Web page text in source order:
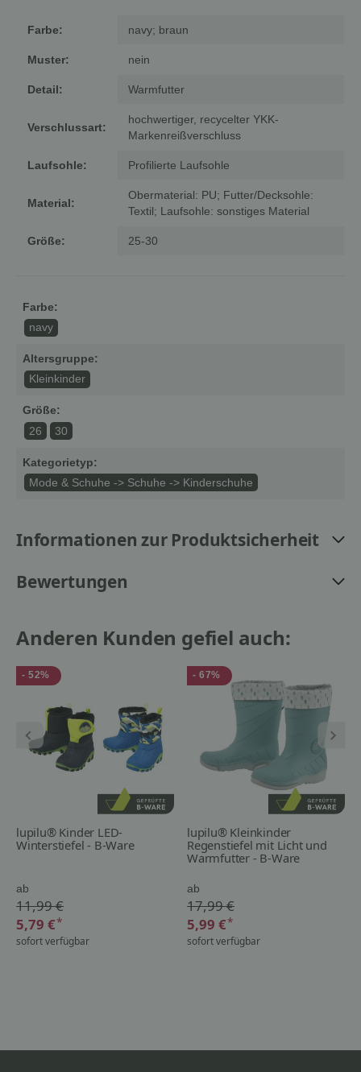
Farbe: navy; braun
Muster: nein
Detail: Warmfutter
Verschlussart:
hochwertiger, recycelter YKK-
Markenreißverschluss
Laufsohle: Profilierte Laufsohle
Material:
Obermaterial: PU; Futter/Decksohle:
Textil; Laufsohle: sonstiges Material
Größe: 25-30
Farbe:
navy
Altersgruppe:
Kleinkinder
Größe:
26 30
Kategorietyp:
Mode & Schuhe -> Schuhe -> Kinderschuhe
Informationen zur Produktsicherheit
Bewertungen
Anderen Kunden gefiel auch:
- 52%
lupilu® Kinder LED-
Winterstiefel - B-Ware
ab
11,99 €
5,79 €*
sofort verfügbar
- 67%
lupilu® Kleinkinder
Regenstiefel mit Licht und
Warmfutter - B-Ware
ab
17,99 €
5,99 €*
sofort verfügbar